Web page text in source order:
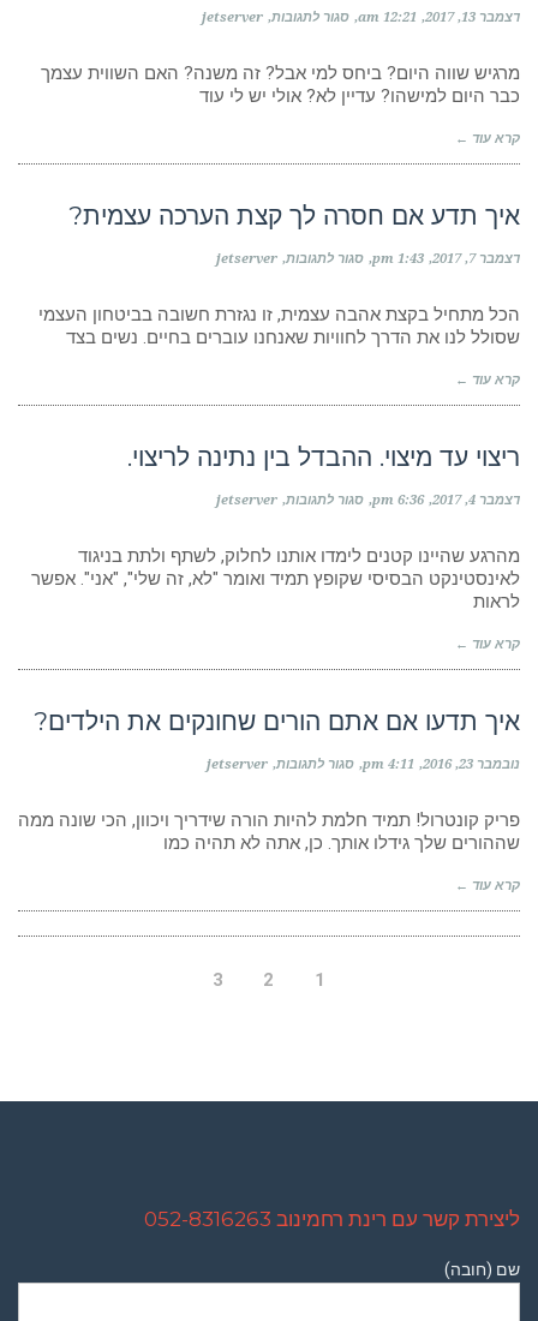
דצמבר 13, 2017 12:21 am סגור לתגובותעל
להשוות.
קצת
על
jetserver
מרגיש שווה היום? ביחס למי אבל? זה משנה? האם השווית עצמך
כבר היום למישהו? עדיין לא? אולי יש לי עוד
קרא עוד ←
איך תדע אם חסרה לך קצת הערכה עצמית?
דצמבר 7, 2017 1:43 pm סגור לתגובותעל
אם
חסרה
לך
עצמית?
jetserver
הכל מתחיל בקצת אהבה עצמית, זו נגזרת חשובה בביטחון העצמי
שסולל לנו את הדרך לחוויות שאנחנו עוברים בחיים. נשים בצד
קרא עוד ←
ריצוי עד מיצוי. ההבדל בין נתינה לריצוי.
דצמבר 4, 2017 6:36 pm סגור לתגובותעל
מיצוי.
ההבדל
בין
jetserver
מהרגע שהיינו קטנים לימדו אותנו לחלוק, לשתף ולתת בניגוד
לאינסטינקט הבסיסי שקופץ תמיד ואומר "לא, זה שלי", "אני". אפשר
לראות
קרא עוד ←
איך תדעו אם אתם הורים שחונקים את הילדים?
נובמבר 23, 2016 4:11 pm סגור לתגובותעל
אם
אתם
הורים
הילדים?
jetserver
פריק קונטרול! תמיד חלמת להיות הורה שידריך ויכוון, הכי שונה ממה
שההורים שלך גידלו אותך. כן, אתה לא תהיה כמו
קרא עוד ←
1
2
3
ליצירת קשר עם רינת רחמינוב 052-8316263
שם (חובה)